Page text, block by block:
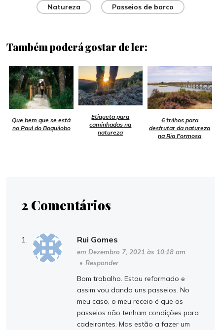
Natureza Passeios de barco
Também poderá gostar de ler:
Que bem que se está
no Paul do Boquilobo
Etiqueta para
caminhadas na
natureza
6 trilhos para
desfrutar da natureza
na Ria Formosa
2 Comentários
Rui Gomes
em Dezembro 7, 2021 às 10:18 am
• Responder
Bom trabalho. Estou reformado e
assim vou dando uns passeios. No
meu caso, o meu receio é que os
passeios não tenham condições para
cadeirantes. Mas estão a fazer um